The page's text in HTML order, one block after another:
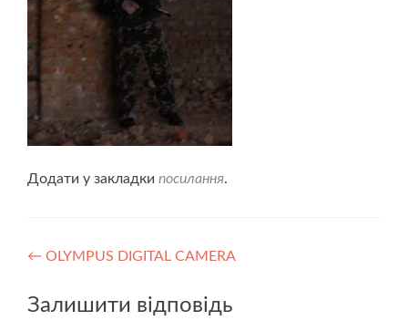
Додати у закладки посилання.
Навігація
записів
← OLYMPUS DIGITAL CAMERA
Залишити відповідь